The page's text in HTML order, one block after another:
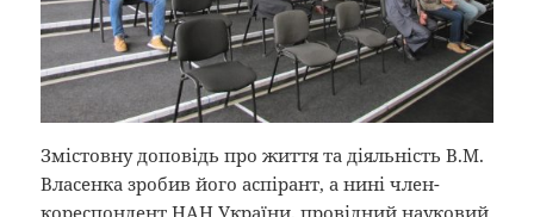
Змістовну доповідь про життя та діяльність В.М.
Власенка зробив його аспірант, а нині член-